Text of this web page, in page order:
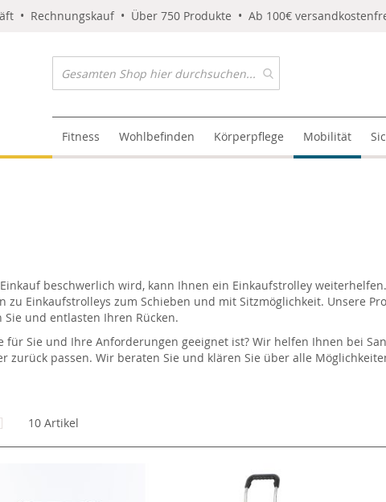
• Rechnungskauf • Über 750 Produkte • Ab 100€
Fitness Wohlbefinden Körperpflege Mobilität
beschwerlich wird, kann Ihnen ein Einkaufstrolley
zu Einkaufstrolleys zum Schieben und mit Sitzmöglichkeit. Unsere
und entlasten Ihren Rücken.
Sie und Ihre Anforderungen geeignet ist? Wir helfen Ihnen bei
zurück passen. Wir beraten Sie und klären Sie über alle
10 Artikel